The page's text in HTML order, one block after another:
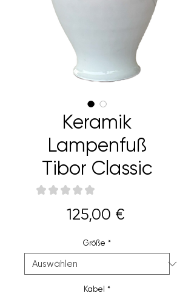
Keramik
Lampenfuß
Tibor Classic
★ ★ ★ ★ ★
125,00 €Preis
Größe *
Kabel *